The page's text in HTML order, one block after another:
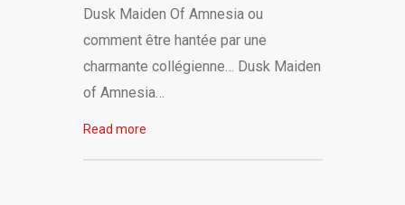
Dusk Maiden Of Amnesia ou
comment être hantée par une
charmante collégienne… Dusk Maiden
of Amnesia…
Read more